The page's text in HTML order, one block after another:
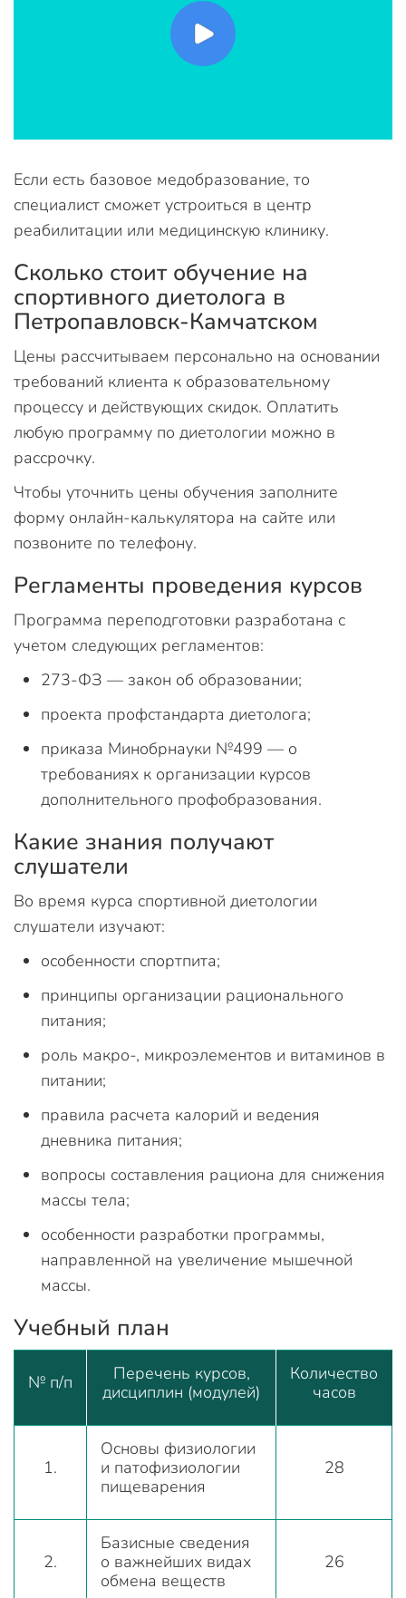
Если есть базовое медобразование, то
специалист сможет устроиться в центр
реабилитации или медицинскую клинику.
Сколько стоит обучение на
спортивного диетолога в
Петропавловск-Камчатском
Цены рассчитываем персонально на основании
требований клиента к образовательному
процессу и действующих скидок. Оплатить
любую программу по диетологии можно в
рассрочку.
Чтобы уточнить цены обучения заполните
форму онлайн-калькулятора на сайте или
позвоните по телефону.
Регламенты проведения курсов
Программа переподготовки разработана с
учетом следующих регламентов:
273-ФЗ — закон об образовании;
проекта профстандарта диетолога;
приказа Минобрнауки №499 — о
требованиях к организации курсов
дополнительного профобразования.
Какие знания получают
слушатели
Во время курса спортивной диетологии
слушатели изучают:
особенности спортпита;
принципы организации рационального
питания;
роль макро-, микроэлементов и витаминов в
питании;
правила расчета калорий и ведения
дневника питания;
вопросы составления рациона для снижения
массы тела;
особенности разработки программы,
направленной на увеличение мышечной
массы.
Учебный план
№ п/п
Перечень курсов,
дисциплин (модулей)
Количество
часов
1.
Основы физиологии
и патофизиологии
пищеварения
28
2.
Базисные сведения
о важнейших видах
обмена веществ
26